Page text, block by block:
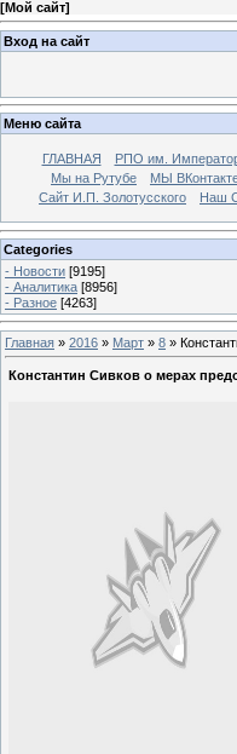
[Мой сайт]
Вход на сайт
Меню сайта
ГЛАВНАЯ РПО им.
Мы на Рутубе
МЫ
Сайт И.П. Золотусского
Наш
Categories
- Новости [9195]
- Аналитика [8956]
- Разное [4263]
Главная » 2016 » Март » 8 »
Константин Сивков о мерах